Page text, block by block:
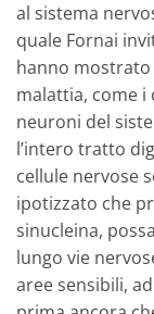
al sistema
quale Fornai
hanno mostrato
malattia, come i
neuroni del
l’intero tratto
cellule nervose
ipotizzato che
sinucleina,
lungo vie
aree sensibili,